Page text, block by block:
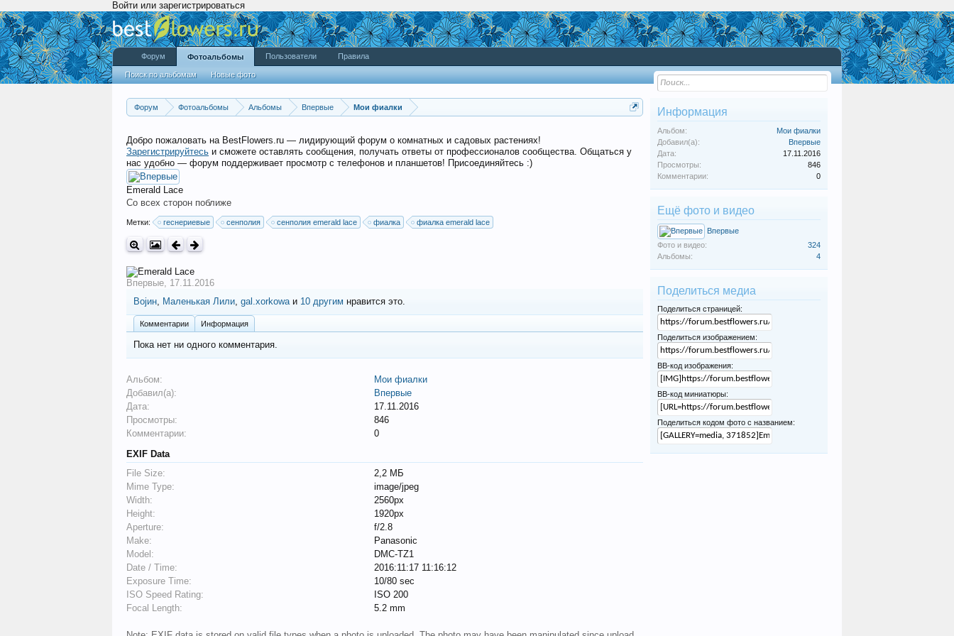
Войти или зарегистрироваться
Форум Фотоальбомы Альбомы Впервые Мои фиалки
Добро пожаловать на BestFlowers.ru — лидирующий форум о комнатных и садовых растениях!
Зарегистрируйтесь и сможете оставлять сообщения, получать ответы от профессионалов сообщества. Общаться у
нас удобно — форум поддерживает просмотр с телефонов и планшетов! Присоединяйтесь :)
Emerald Lace
Со всех сторон поближе
Метки: геснериевые сенполия сенполия emerald lace фиалка фиалка emerald lace
Впервые, 17.11.2016
Војин, Маленькая Лили, gal.xorkowaи 10 другим нравится это.
Комментарии Информация
Пока нет ни одного комментария.
Альбом:
Мои фиалки
Добавил(а):
Впервые
Дата:
17.11.2016
Просмотры:
846
Комментарии:
0
EXIF Data
File Size:
2,2 МБ
Mime Type:
image/jpeg
Width:
2560px
Height:
1920px
Aperture:
f/2.8
Make:
Panasonic
Model:
DMC-TZ1
Date / Time:
2016:11:17 11:16:12
Exposure Time:
10/80 sec
ISO Speed Rating:
ISO 200
Focal Length:
5.2 mm
Информация
Альбом:
Мои фиалки
Добавил(а):
Впервые
Дата:
17.11.2016
Просмотры:
846
Комментарии:
0
Ещё фото и видео
Впервые
Фото и видео:
324
Альбомы:
4
Поделиться медиа
Поделиться страницей:
Поделиться изображением:
BB-код изображения:
BB-код миниатюры:
Поделиться кодом фото с названием:
Форум Фотоальбомы
Поиск по альбомам Новые фото
Пользователи Правила